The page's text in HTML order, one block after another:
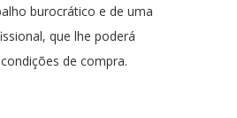
burocrático e de uma
que lhe poderá
de compra.